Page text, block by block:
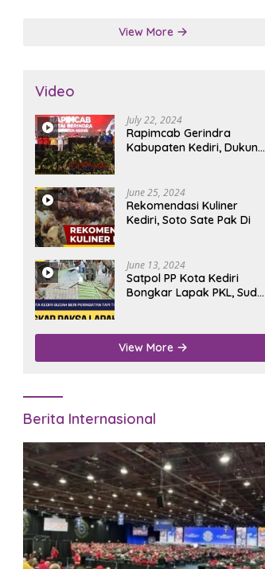
View More
Video
July 22, 2024
Rapimcab Gerindra
Kabupaten Kediri, Dukung
June 25, 2024
Rekomendasi Kuliner
Kediri, Soto Sate Pak Di
June 13, 2024
Satpol PP Kota Kediri
Bongkar Lapak PKL, Sudah
View More
Berita Internasional